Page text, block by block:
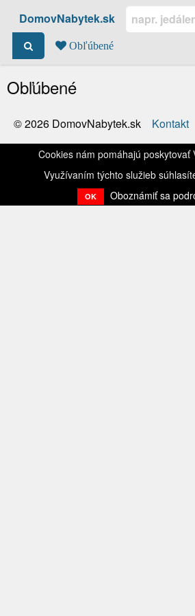
DomovNabytek.sk
Obľúbené
Obľúbené
© 2026 DomovNabytek.sk Kontakt
Cookies nám pomáhajú poskytovať
Využívaním týchto služieb
OK Oboznámiť sa